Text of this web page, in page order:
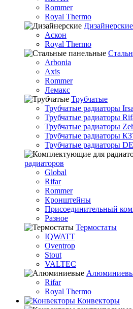
Rommer
Royal Thermo
Дизайнерские
Аскон
Royal Thermo
Arbonia
Axis
Rommer
Лемакс
Трубчатые
Трубчатые радиаторы
Трубчатые радиаторы
Трубчатые радиаторы
Трубчатые радиаторы
Трубчатые радиаторы
радиаторов
Global
Rifar
Rommer
Кронштейны
Присоединительный
Разное
Термостаты
IQWATT
Oventrop
Stout
VALTEC
Rifar
Royal Thermo
Конвекторы